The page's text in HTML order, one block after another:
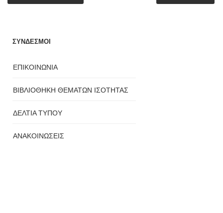
ΣΥΝΔΕΣΜΟΙ
ΕΠΙΚΟΙΝΩΝΙΑ
ΒΙΒΛΙΟΘΗΚΗ ΘΕΜΑΤΩΝ ΙΣΟΤΗΤΑΣ
ΔΕΛΤΙΑ ΤΥΠΟΥ
ΑΝΑΚΟΙΝΩΣΕΙΣ